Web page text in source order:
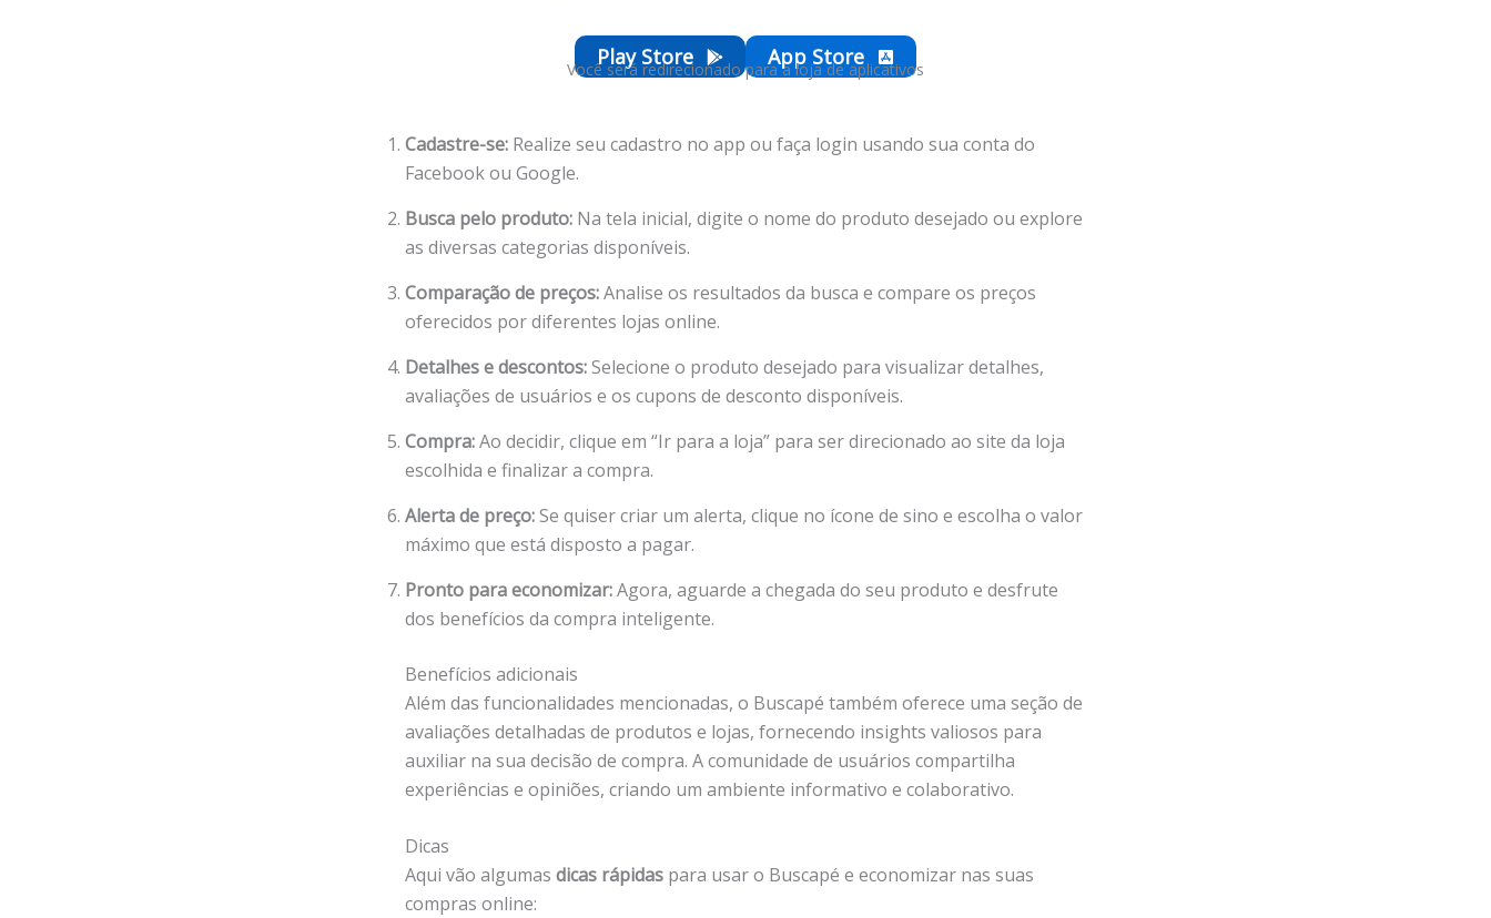
Play Store App Store
Você será redirecionado para a loja de aplicativos
Cadastre-se: Realize seu cadastro no app ou faça login usando sua conta do
Facebook ou Google.
Busca pelo produto: Na tela inicial, digite o nome do produto desejado ou explore
as diversas categorias disponíveis.
Comparação de preços:Analise os resultados da busca e compare os preços
oferecidos por diferentes lojas online.
Detalhes e descontos:Selecione o produto desejado para visualizar detalhes,
avaliações de usuários e os cupons de desconto disponíveis.
Compra:Ao decidir, clique em “Ir para a loja” para ser direcionado ao site da loja
escolhida e finalizar a compra.
Alerta de preço:Se quiser criar um alerta, clique no ícone de sino e escolha o valor
máximo que está disposto a pagar.
Pronto para economizar:Agora, aguarde a chegada do seu produto e desfrute
dos benefícios da compra inteligente.
Benefícios adicionais
Além das funcionalidades mencionadas, o Buscapé também oferece uma seção de
avaliações detalhadas de produtos e lojas, fornecendo insights valiosos para
auxiliar na sua decisão de compra. A comunidade de usuários compartilha
experiências e opiniões, criando um ambiente informativo e colaborativo.
Dicas
Aqui vão algumas dicas rápidas para usar o Buscapé e economizar nas suas
compras online: